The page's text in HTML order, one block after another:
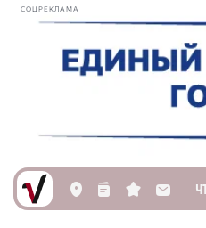
СОЦРЕКЛАМА
L n s M